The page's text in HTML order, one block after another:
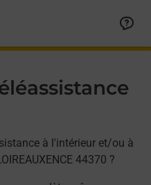
à l'intérieur et/ou à
44370 ?